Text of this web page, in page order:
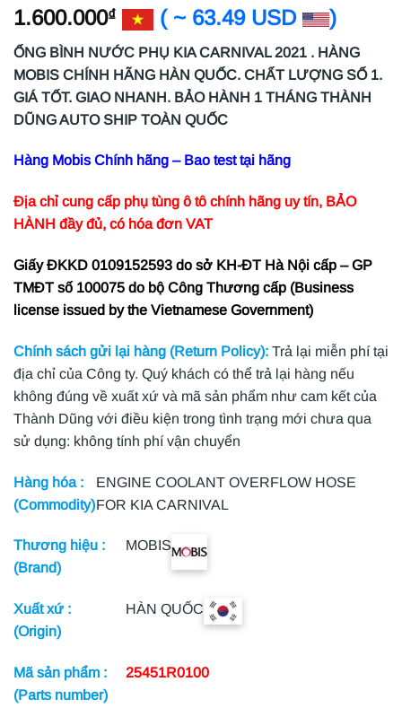
1.600.000₫ ( ~ 63.49 USD )
ỐNG BÌNH NƯỚC PHỤ KIA CARNIVAL 2021 . HÀNG
MOBIS CHÍNH HÃNG HÀN QUỐC. CHẤT LƯỢNG SỐ 1.
GIÁ TỐT. GIAO NHANH. BẢO HÀNH 1 THÁNG THÀNH
DŨNG AUTO SHIP TOÀN QUỐC
Hàng Mobis Chính hãng – Bao test tại hãng
Địa chỉ cung cấp phụ tùng ô tô chính hãng uy tín, BẢO
HÀNH đầy đủ, có hóa đơn VAT
Giấy ĐKKD 0109152593 do sở KH-ĐT Hà Nội cấp – GP
TMĐT số 100075 do bộ Công Thương cấp (Business
license issued by the Vietnamese Government)
Chính sách gửi lại hàng (Return Policy): Trả lại miễn phí tại
địa chỉ của Công ty. Quý khách có thể trả lại hàng nếu
không đúng về xuất xứ và mã sản phẩm như cam kết của
Thành Dũng với điều kiện trong tình trạng mới chưa qua
sử dụng: không tính phí vận chuyển
Hàng hóa :
(Commodity)
ENGINE COOLANT OVERFLOW HOSE
FOR KIA CARNIVAL
Thương hiệu :
(Brand)
MOBIS
Xuất xứ :
(Origin)
HÀN QUỐC
Mã sản phẩm :
(Parts number)
25451R0100